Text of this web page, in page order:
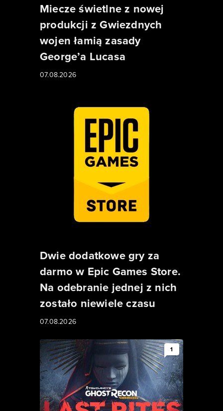
Miecze świetlne z nowej
produkcji z Gwiezdnych
wojen łamią zasady
George’a Lucasa
07.08.2026
Dwie dodatkowe gry za
darmo w Epic Games Store.
Na odebranie jednej z nich
zostało niewiele czasu
07.08.2026
1